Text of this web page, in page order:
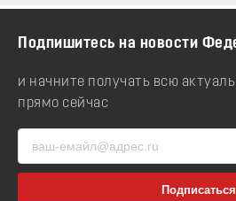
Подпишитесь на новости
и начните получать всю
прямо сейчас